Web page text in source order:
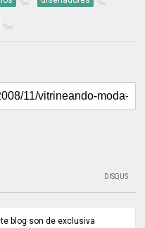
DISQUS
blog son de exclusiva